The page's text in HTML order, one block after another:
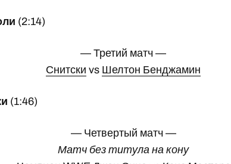
(2:14)
— Третий матч —
Снитски vs Шелтон Бенджамин
(1:46)
— Четвертый матч —
Матч без титула на кону